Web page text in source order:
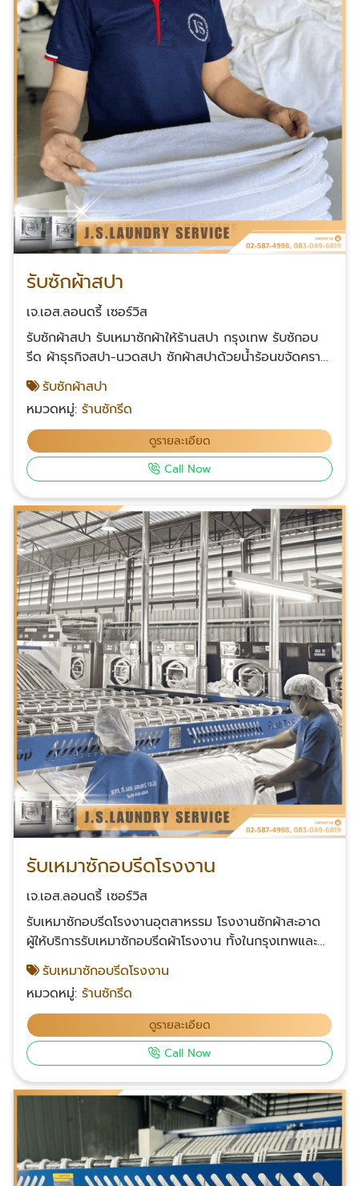
รับซักผ้าสปา
เจ.เอส.ลอนดรี้ เซอร์วิส
รับซักผ้าสปา รับเหมาซักผ้าให้ร้านสปา กรุงเทพ รับซักอบ
รีด ผ้าธุรกิจสปา-นวดสปา ซักผ้าสปาด้วยน้ำร้อนขจัดคราบ
น้ำมันนวด ขจัดไขมัน-ยาหม่อง พร้อมฆ่าเชื้อให้ผ้าทุกชิ้น
สะอาดพร้อมใช้ ซักผ้าเช็ดตัวสปา ผ้าปิดตัวเวลานวด ซักผ้า
ขนหนูร้านนวดน้ำมัน ซักผ้าเช็ดผม ผ้าห่อเท้าตอนนวด ซัก
ผ้าปูเตียงสปา ซักผ้าให้ร้านสปาแบบครบวงจร ส่งซักเยอะ
ได้ราคาเหมาะ ผ้าสะอาด ฆ่าเชื้อให้ด้วย ติดต่อเรา โทร :
083-049-6819 Facebook คลิก
รับซักผ้าสปา
หมวดหมู่:ร้านซักรีด
ดูรายละเอียด
Call Now
รับเหมาซักอบรีดโรงงาน
เจ.เอส.ลอนดรี้ เซอร์วิส
รับเหมาซักอบรีดโรงงานอุตสาหรรม โรงงานซักผ้าสะอาด
ผู้ให้บริการรับเหมาซักอบรีดผ้าโรงงาน ทั้งในกรุงเทพและ
ส่งถึงที่ทั่วประเทศ ด้วยประสบการณ์ที่มากกว่า 10 ปีใน
วงการซักอบรีดผ้าโรงงาน รับซักผ้า รับเหมาซักอบรีด
โรงงาน ซักผ้าจากการผลิตในโรงงานอุตสาหกรรม เพื่อ
เตรียมพร้อมก่อนส่งขาย ซักผ้าจำนวนมากราคาถูก มี
บริการจัดส่งให้ถึงมือลูกค้า สะดวกสบายยิ่งกว่า เรียกใช้
บริการ ติดต่อสอบถามได้ตลอด ติดต่อเรา โทร : 083-
รับเหมาซักอบรีดโรงงาน
หมวดหมู่:ร้านซักรีด
ดูรายละเอียด
Call Now